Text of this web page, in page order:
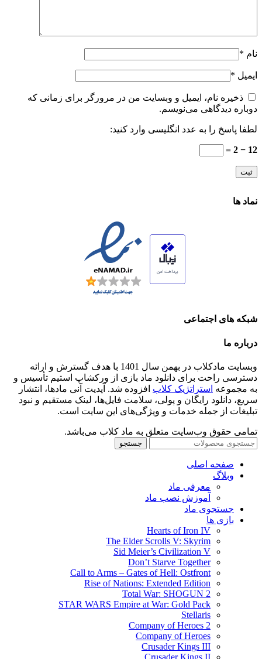
نام *
ایمیل *
ذخیره نام، ایمیل و وبسایت من در مرورگر برای زمانی که
دوباره دیدگاهی می‌نویسم.
لطفا پاسخ را به عدد انگلیسی وارد کنید:
12 − 2 =
نماد ها
شبکه های اجتماعی
درباره ما
وبسایت مادکلاب در بهمن سال 1401 با هدف گسترش و ارائه
دسترسی راحت برای دانلود ماد بازی از ورکشاپ استیم تأسیس و
به مجموعه استراتژیک کلاب افزوده شد. آپدیت آنی مادها، انتشار
سریع، دانلود رایگان و پولی، سلامت فایل‌ها، لینک مستقیم و نبود
تبلیغات از جمله خدمات و ویژگی‌های این سایت است.
تمامی حقوق وب‌سایت متعلق به ماد کلاب می‌باشد.
جستجو
صفحه اصلی
وبلاگ
معرفی ماد
آموزش نصب ماد
جستجوی ماد
بازی ها
Hearts of Iron IV
The Elder Scrolls V: Skyrim
Sid Meier’s Civilization V
Don’t Starve Together
Call to Arms – Gates of Hell: Ostfront
Rise of Nations: Extended Edition
Total War: SHOGUN 2
STAR WARS Empire at War: Gold Pack
Stellaris
Company of Heroes 2
Company of Heroes
Crusader Kings III
Crusader Kings II